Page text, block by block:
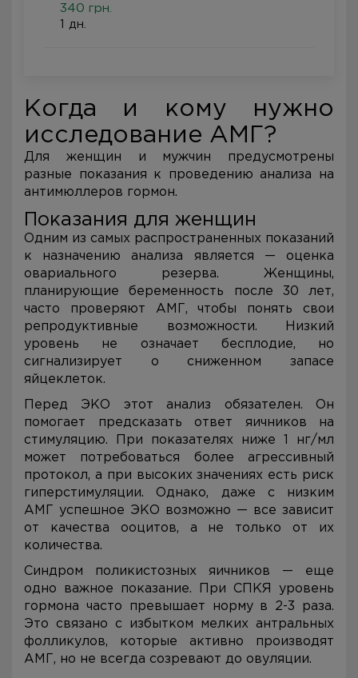
340 грн.
1 дн.
Когда и кому нужно
исследование АМГ?
Для женщин и мужчин предусмотрены
разные показания к проведению анализа на
антимюллеров гормон.
Показания для женщин
Одним из самых распространенных показаний
к назначению анализа является — оценка
овариального резерва. Женщины,
планирующие беременность после 30 лет,
часто проверяют АМГ, чтобы понять свои
репродуктивные возможности. Низкий
уровень не означает бесплодие, но
сигнализирует о сниженном запасе
яйцеклеток.
Перед ЭКО этот анализ обязателен. Он
помогает предсказать ответ яичников на
стимуляцию. При показателях ниже 1 нг/мл
может потребоваться более агрессивный
протокол, а при высоких значениях есть риск
гиперстимуляции. Однако, даже с низким
АМГ успешное ЭКО возможно — все зависит
от качества ооцитов, а не только от их
количества.
Синдром поликистозных яичников — еще
одно важное показание. При СПКЯ уровень
гормона часто превышает норму в 2-3 раза.
Это связано с избытком мелких антральных
фолликулов, которые активно производят
АМГ, но не всегда созревают до овуляции.